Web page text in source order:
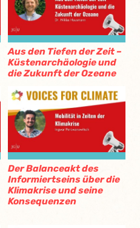
Aus den Tiefen der Zeit –
Küstenarchäologie und
die Zukunft der Ozeane
Der Balanceakt des
Informiertseins über die
Klimakrise und seine
Konsequenzen